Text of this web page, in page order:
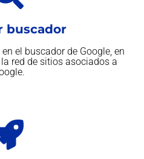
buscador
el buscador de Google, en
red de sitios asociados a